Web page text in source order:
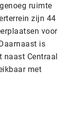
ruimte
zijn 44
voor
is
naast Centraal
met